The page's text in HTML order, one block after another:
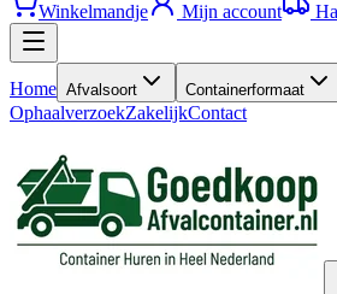
Winkelmandje
Mijn account
Home Afvalsoort Containerformaat
OphaalverzoekZakelijkContact